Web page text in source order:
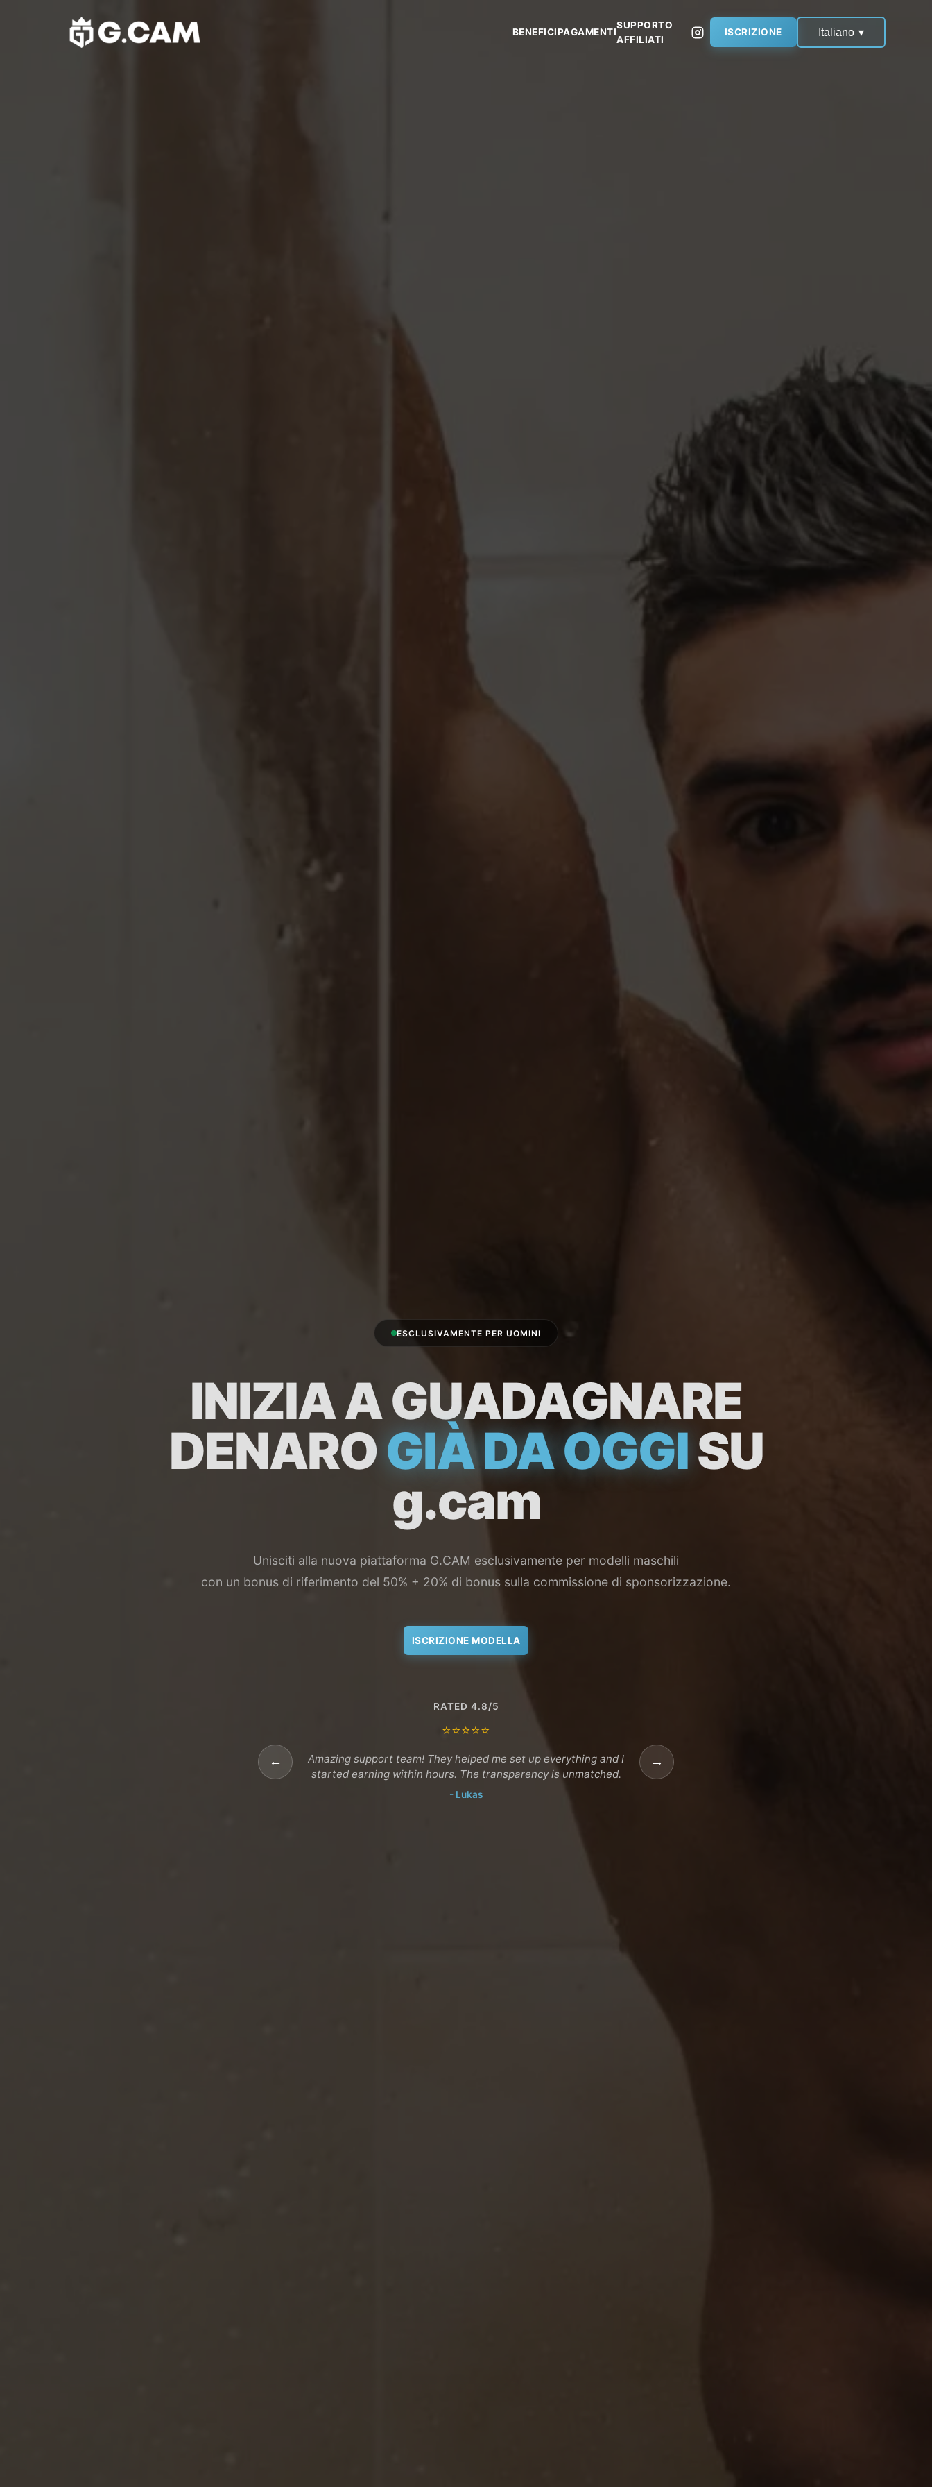
BENEFICIPAGAMENTI
SUPPORTO
AFFILIATI
ISCRIZIONE Italiano ▾
ESCLUSIVAMENTE PER UOMINI
INIZIA A GUADAGNARE
DENAROGIÀ DA OGGISU
g.cam
Unisciti alla nuova piattaforma G.CAM esclusivamente per modelli maschili
con un bonus di riferimento del 50% + 20% di bonus sulla commissione di sponsorizzazione.
ISCRIZIONE MODELLA
←
RATED 4.8/5
⭐⭐⭐⭐⭐
Amazing support team! They helped me set up everything and I
started earning within hours. The transparency is unmatched.
- Lukas
→